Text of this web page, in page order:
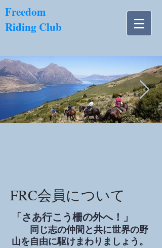
​Freedom
Riding Club
FRC会員について
「さあ行こう柵の外へ！」
同じ志の仲間と共に世界の野
山を自由に駆けまわりましょう。